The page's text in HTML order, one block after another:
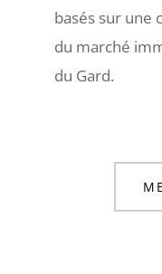
basés sur une
du marché
du Gard.